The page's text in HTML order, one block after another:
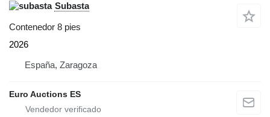
Subasta
Contenedor 8 pies
2026
España, Zaragoza
Euro Auctions ES